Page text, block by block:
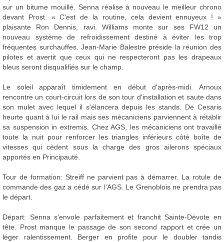
sur un bitume mouillé. Senna réalise à nouveau le meilleur chrono
devant Prost. « C'est de la routine, cela devient ennuyeux ! »
plaisante Ron Dennis, ravi. Williams monte sur ses FW12 un
nouveau système de refroidissement destiné à éviter les trop
fréquentes surchauffes. Jean-Marie Balestre préside la réunion des
pilotes et avertit que ceux qui ne respecteront pas les drapeaux
bleus seront disqualifiés sur le champ.
Le soleil apparaît timidement en début d'après-midi. Arnoux
rencontre un court-circuit lors de son tour d'installation et saute dans
son mulet avec lequel il s'élancera depuis les stands. De Cesaris
heurte quant à lui le rail mais ses mécaniciens parviennent à rétablir
sa suspension in extremis. Chez AGS, les mécaniciens ont travaillé
toute la nuit pour renforcer les triangles inférieurs côté boîte de
vitesses qui cèdent sous la charge des gros ailerons spéciaux
apportés en Principauté.
Tour de formation: Streiff ne parvient pas à démarrer. La rotule de
commande des gaz a cédé sur l'AGS. Le Grenoblois ne prendra pas
le départ.
Départ: Senna s'envole parfaitement et franchit Sainte-Dévote en
tête. Prost manque le passage de son second rapport et crée un
léger ralentissement. Berger en profite pour le doubler tandis